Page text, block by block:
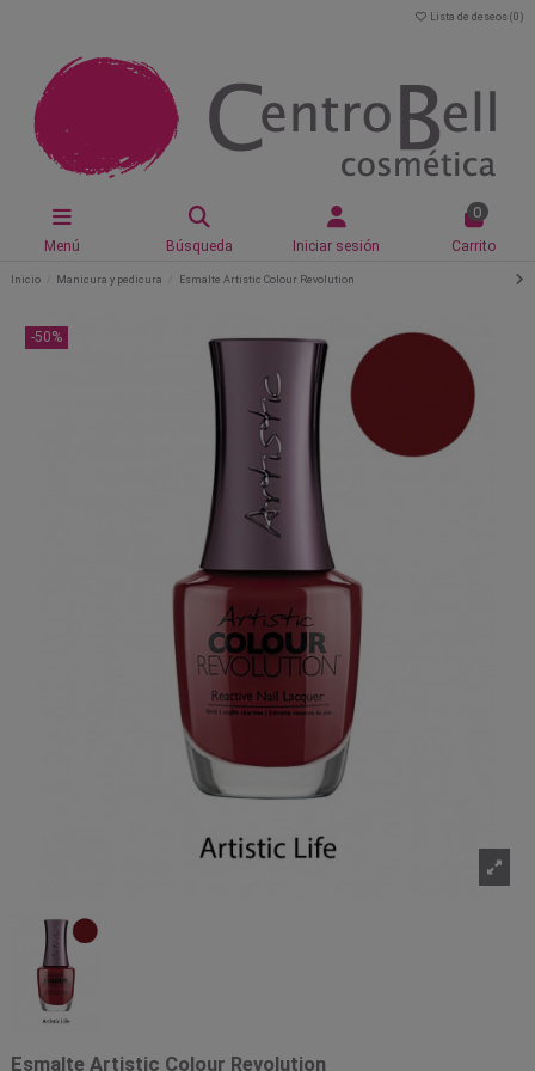
Lista de deseos (0 )
Menú Búsqueda Iniciar sesión
0
Carrito
Inicio Manicura y pedicura Esmalte Artistic Colour Revolution
-50%
Esmalte Artistic Colour Revolution